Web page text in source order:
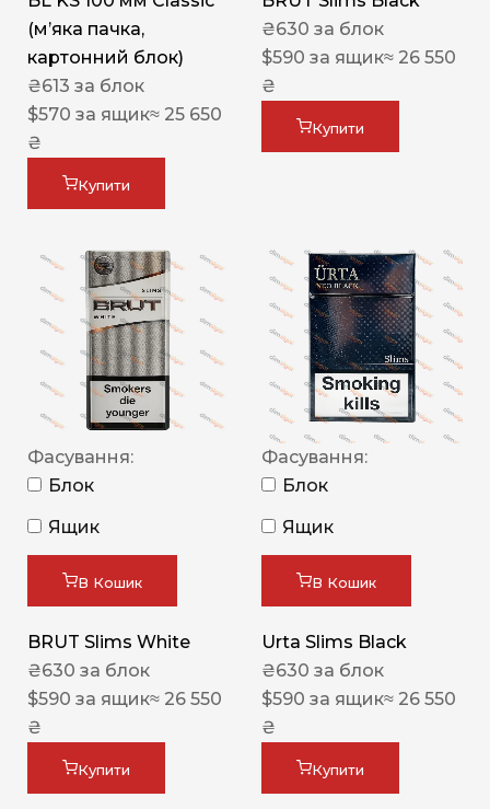
(м’яка пачка,
картонний блок)
₴613 за блок
$570 за ящик≈ 25 650
₴
Купити
₴630 за блок
$590 за ящик≈ 26 550
₴
Купити
Фасування:
Блок
Ящик
В Кошик
BRUT Slims White
₴630 за блок
$590 за ящик≈ 26 550
₴
Купити
Фасування:
Блок
Ящик
В Кошик
Urta Slims Black
₴630 за блок
$590 за ящик≈ 26 550
₴
Купити